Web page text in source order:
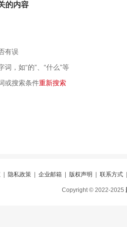
的内容
有误
词，如“的”、“什么”等
或搜索条件重新搜索
隐私政策| 企业邮箱 版权声明 联系方式|
Copyright © 2022-2025